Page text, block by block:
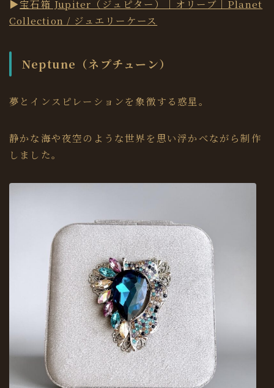
▶︎宝石箱 Jupiter（ジュピター）｜オリーブ｜Planet
Collection / ジュエリーケース
Neptune（ネプチューン）
夢とインスピレーションを象徴する惑星。
静かな海や夜空のような世界を思い浮かべながら制作
しました。